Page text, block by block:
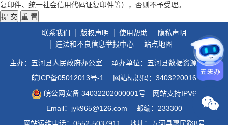
复印件、统一社会信用代码证复印件等），否则不予受理。
联系我们 版权声明 使用帮助
隐私声明
违法和不良信息举报中心
站点地图
主办：五河县人民政府办公室
承办单位：五河县数据资源管理局
皖ICP备05012013号-1
网站标识码：3403220016
皖公网安备 34032202000001号
网站支持IPV6
Email：jyk965@126.com
邮编：233300